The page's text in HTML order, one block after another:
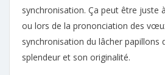
synchronisation. Ça peut être juste
ou lors de la prononciation des
synchronisation du lâcher papillons
splendeur et son originalité.